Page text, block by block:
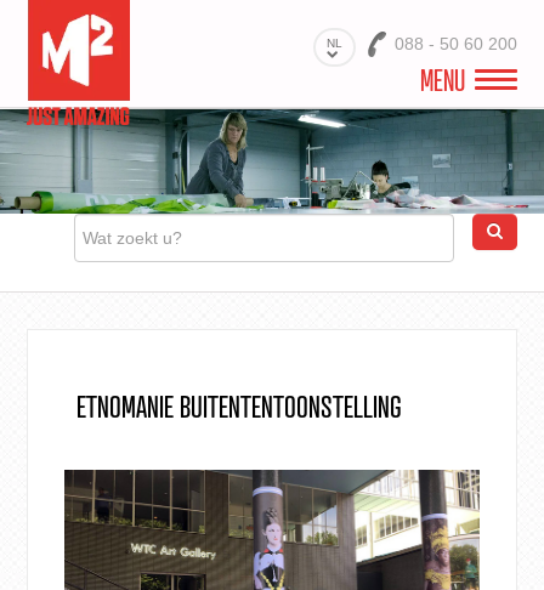
NL 088 - 50 60 200
MENU
WELKOM
PROJECTEN
PRODUCTEN
DIENSTEN
OVER ONS
ETNOMANIE BUITENTENTOONSTELLING